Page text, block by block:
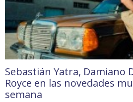
Sebastián Yatra, Damiano
Royce en las novedades
semana